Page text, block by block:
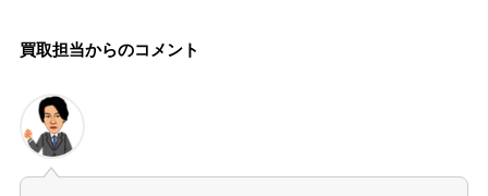
買取担当からのコメント